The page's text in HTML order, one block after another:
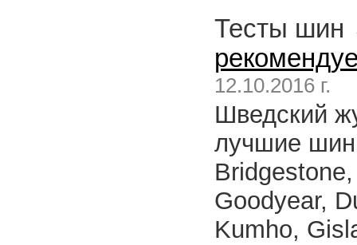
Тесты
12.10.2016 г.
Шведский
лучшие
Goodyear,
Kumho,